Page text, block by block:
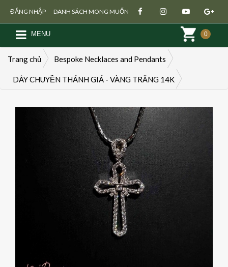
DANH SÁCH MONG MUỐN
ĐĂNG NHẬP
Đăng nhập Đăng ký
MENU 0
Trang chủ Bespoke Necklaces and Pendants
DÂY CHUYỀN THÁNH GIÁ - VÀNG TRẮNG 14K